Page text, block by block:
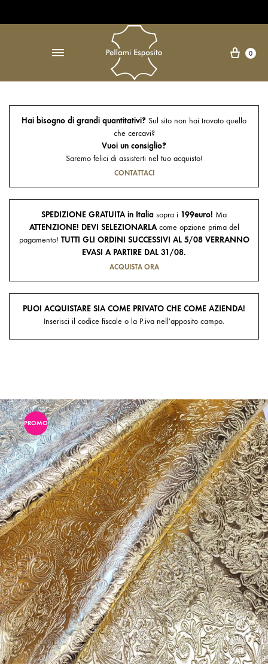
↵
0
Hai bisogno di grandi quantitativi? Sul sito non hai trovato quello
che cercavi?
Vuoi un consiglio?
Saremo felici di assisterti nel tuo acquisto!
CONTATTACI
SPEDIZIONE GRATUITA in Italia sopra i 199euro! Ma
ATTENZIONE! DEVI SELEZIONARLAcome opzione prima del
pagamento! TUTTI GLI ORDINI SUCCESSIVI AL 5/08 VERRANNO
EVASI A PARTIRE DAL 31/08.
ACQUISTA ORA
PUOI ACQUISTARE SIA COME PRIVATO CHE COME AZIENDA!
Inserisci il codice fiscale o la P.iva nell'apposito campo.
PROMO